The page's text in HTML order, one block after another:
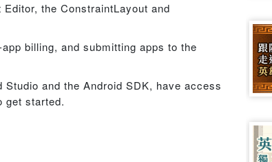
the ConstraintLayout and
billing, and submitting apps to the
and the Android SDK, have access
get started.